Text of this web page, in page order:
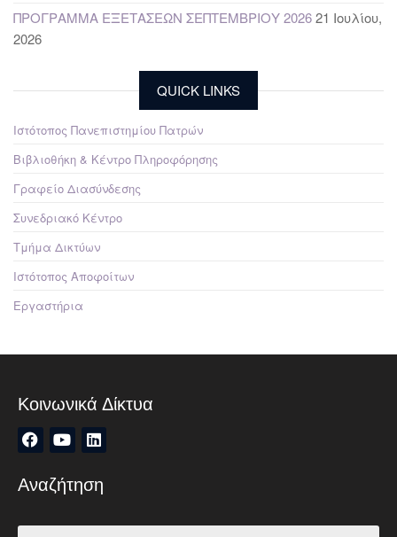
ΠΡΟΓΡΑΜΜΑ ΕΞΕΤΑΣΕΩΝ ΣΕΠΤΕΜΒΡΙΟΥ 202621 Ιουλίου,
2026
QUICK LINKS
Ιστότοπος Πανεπιστημίου Πατρών
Βιβλιοθήκη & Κέντρο Πληροφόρησης
Γραφείο Διασύνδεσης
Συνεδριακό Κέντρο
Τμήμα Δικτύων
Ιστότοπος Αποφοίτων
Εργαστήρια
Κοινωνικά Δίκτυα
Αναζήτηση